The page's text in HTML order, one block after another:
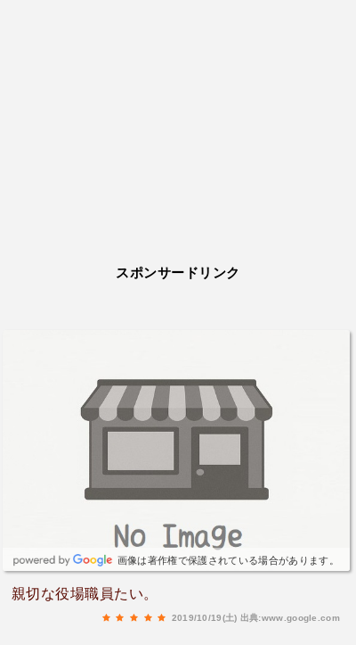
スポンサードリンク
画像は著作権で保護されている場合があります。
親切な役場職員たい。
2019/10/19(土) 出典:www.google.com